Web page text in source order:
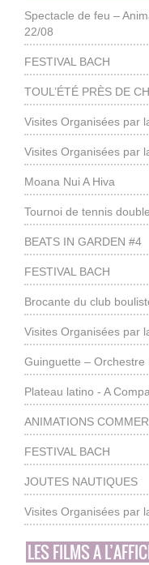
Spectacle de feu –
22/08
FESTIVAL BACH
TOUL’ÉTÉ PRÈS DE
Visites Organisées par
Visites Organisées par
Moana Nui A Hiva
Tournoi de tennis
BEATS IN GARDEN #4
FESTIVAL BACH
Brocante du club
Visites Organisées par
Guinguette – Orchestre
Plateau latino - A
ANIMATIONS
FESTIVAL BACH
JOUTES NAUTIQUES
Visites Organisées par
LES FILMS A